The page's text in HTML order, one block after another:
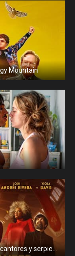
Mountain
Los juegos del hambre: Balada de pájaros cantores y serpientes